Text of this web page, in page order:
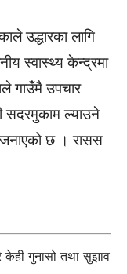
उद्धारका लागि
स्वास्थ्य केन्द्रमा
गाउँमै उपचार
सदरमुकाम ल्याउने
जनाएको छ । रासस
केही गुनासो तथा सुझाव